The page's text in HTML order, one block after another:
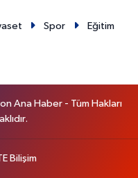
Spor
Eğitim
Ana Haber - Tüm Hakları
Bilişim